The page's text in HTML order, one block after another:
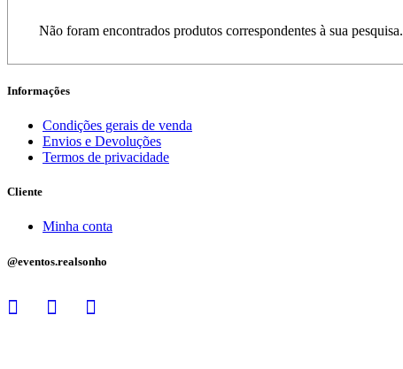
Não foram encontrados produtos correspondentes à sua pesquisa.
Informações
Condições gerais de venda
Envios e Devoluções
Termos de privacidade
Cliente
Minha conta
@eventos.realsonho